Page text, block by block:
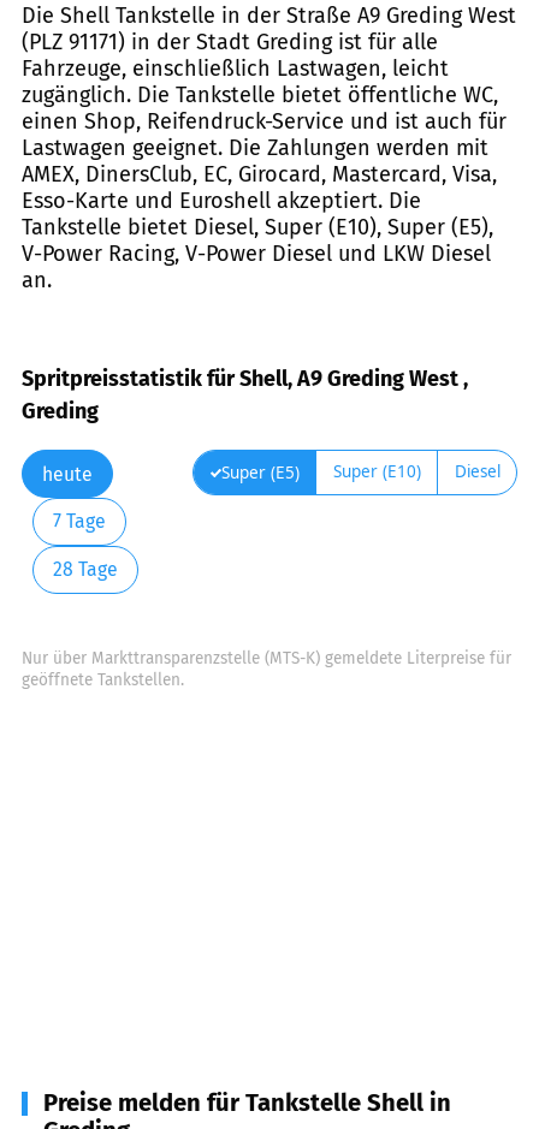
Die Shell Tankstelle in der Straße A9 Greding West
(PLZ 91171) in der Stadt Greding ist für alle
Fahrzeuge, einschließlich Lastwagen, leicht
zugänglich. Die Tankstelle bietet öffentliche WC,
einen Shop, Reifendruck-Service und ist auch für
Lastwagen geeignet. Die Zahlungen werden mit
AMEX, DinersClub, EC, Girocard, Mastercard, Visa,
Esso-Karte und Euroshell akzeptiert. Die
Tankstelle bietet Diesel, Super (E10), Super (E5),
V-Power Racing, V-Power Diesel und LKW Diesel
an.
Spritpreisstatistik für Shell, A9 Greding West ,
Greding
heute
7 Tage
28 Tage
Super (E5) Super (E10) Diesel
Nur über Markttransparenzstelle (MTS-K) gemeldete Literpreise für
geöffnete Tankstellen.
Preise melden für Tankstelle Shell in